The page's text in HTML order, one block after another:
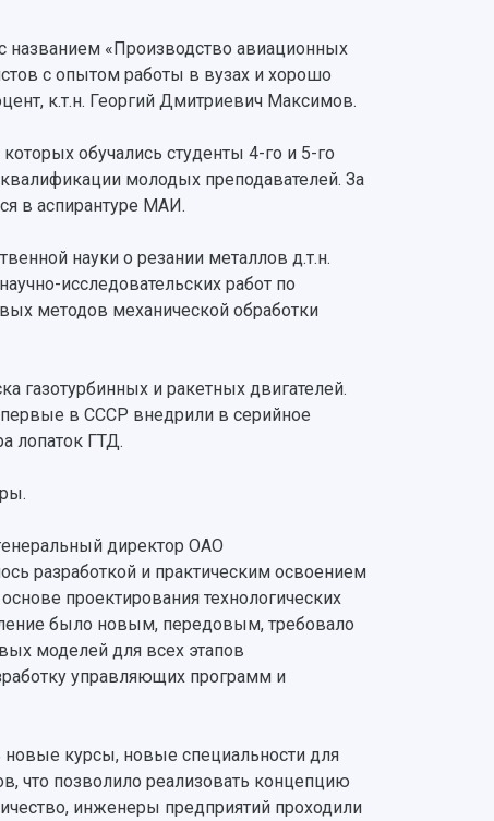
названием «Производство авиационных
с опытом работы в вузах и хорошо
к.т.н. Георгий Дмитриевич Максимов.
обучались студенты 4-го и 5-го
молодых преподавателей. За
в аспирантуре МАИ.
науки о резании металлов д.т.н.
исследовательских работ по
методов механической обработки
газотурбинных и ракетных двигателей.
в СССР внедрили в серийное
лопаток ГТД.
директор ОАО
разработкой и практическим освоением
проектирования технологических
было новым, передовым, требовало
моделей для всех этапов
управляющих программ и
курсы, новые специальности для
что позволило реализовать концепцию
инженеры предприятий проходили